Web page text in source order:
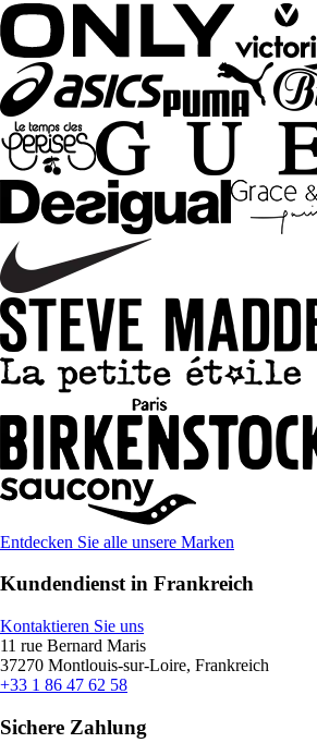
Entdecken Sie alle unsere Marken
Kundendienst in Frankreich
Kontaktieren Sie uns
11 rue Bernard Maris
37270 Montlouis-sur-Loire, Frankreich
+33 1 86 47 62 58
Sichere Zahlung